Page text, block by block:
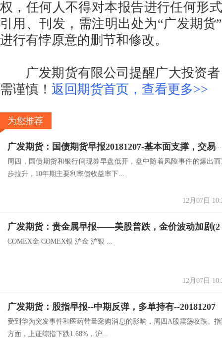
权，任何人不得对本报告进行任何形
引用、刊发，需注明出处为“广发期货
进行有悖原意的删节和修改。
广发期货有限公司提醒广大投资者
需谨慎！ 返回期货首页，查看更多>>
为您推荐
广发期货：国债期货早报20181207-基本面支撑，交易可顺势而为
周四，国债期货和银行间现券早盘低开，盘中随着风险事件的爆出
步拉升，10年期主要利率债收益率下...
12月07日
广发期货
COMEX金 COMEX银 沪金 沪银 ...
12月07日
广发期货：股指早报--中期反弹，多单持有--20181207
受到华为突发事件和医药带量采购消息的影响，周四A股震荡收跌。
方面，上证综指下跌1.68%，沪...